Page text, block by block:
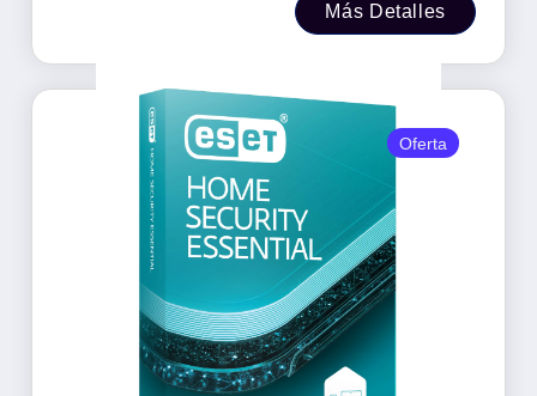
Más Detalles
Oferta